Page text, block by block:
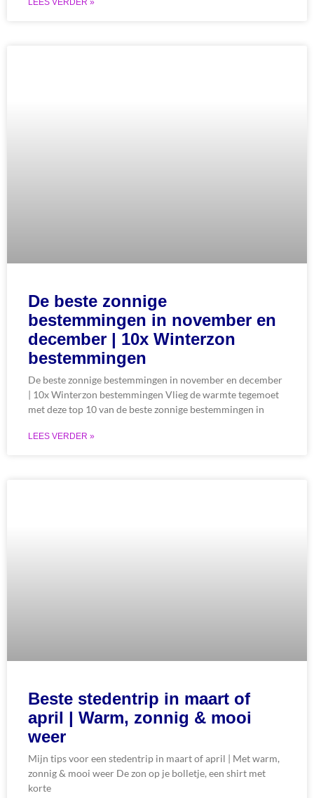
De beste zonnige
bestemmingen in november en
december | 10x Winterzon
bestemmingen
De beste zonnige bestemmingen in november en december
| 10x Winterzon bestemmingen Vlieg de warmte tegemoet
met deze top 10 van de beste zonnige bestemmingen in
LEES VERDER »
Beste stedentrip in maart of
april | Warm, zonnig & mooi
weer
Mijn tips voor een stedentrip in maart of april | Met warm,
zonnig & mooi weer De zon op je bolletje, een shirt met
korte